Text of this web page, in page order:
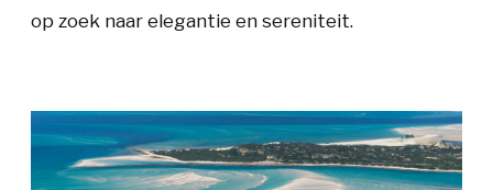
op zoek naar elegantie en sereniteit.